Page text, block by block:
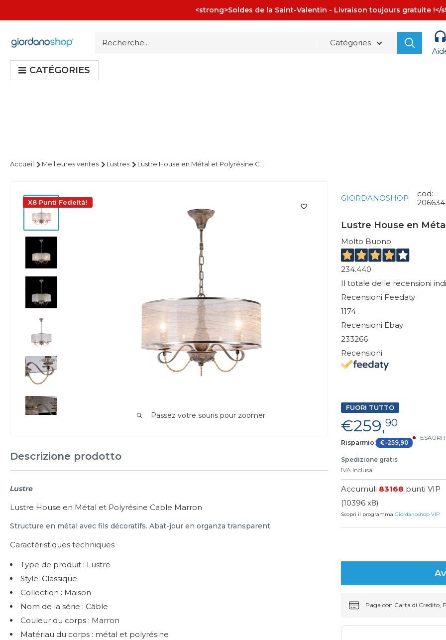
au
<strong>Soldes de la Saint-Valentin - Livraison toujours gratuite !</
Giordano
Catégories
CATÉGORIES
Accueil Meilleures ventes Lustres Lustre House en Métal et Polyrésine C...
X8 Punti Fedeltà!
Passez votre souris pour zoomer
Descrizione prodotto
Lustre
Lustre House en Métal et Polyrésine Cable Marron
Structure en métal avec fils décoratifs. Abat-jour en organza transparent.
Caractéristiques techniques
Type de produit : Lustre
Style: Classique
Collection : Maison
Nom de la série : Câble
Couleur du corps : Marron
Matériau du corps : métal et polyrésine
GIORDANOSHOP
cod:
206634
Lustre House en
Molto Buono
234.440
Il totale delle recensioni
Recensioni Feedaty
1174
Recensioni Ebay
233266
Recensioni
FUORI TUTTO
€259,90
Risparmio: €-259,90
Spedizione gratis
IVA inclusa
Accumuli 83168 punti VIP
(10396 x8)
Scopri il programmaGiordanoshop VIP
Paga con Carta di Credito,